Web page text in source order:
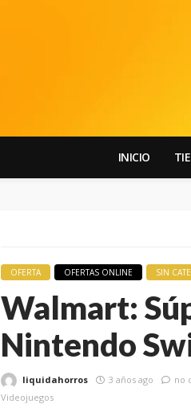
INICIO
OFERTA OFERTAS ONLINE SIN
Walmart:
Nintendo
liquidahorros 3 años ago no
Videojuegos